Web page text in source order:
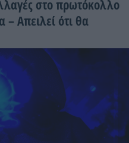
στο πρωτόκολλο
– Απειλεί ότι θα